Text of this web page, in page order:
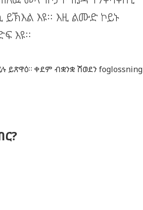
ይኽእል እዩ። እዚ ልሙድ ኮይኑ
እዩ።
ይጽዋዕ።ቀደም ብቋንቋ ሽወደንfoglossning